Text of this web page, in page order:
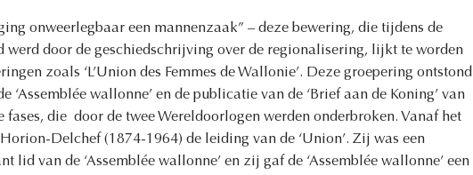
onweerlegbaar een mannenzaak” – deze bewering, die tijdens de
werd door de geschiedschrijving over de regionalisering, lijkt te worden
zoals ‘L’Union des Femmes de Wallonie’. Deze groepering ontstond
wallonne’ en de publicatie van de ‘Brief aan de Koning’ van
fases, die door de twee Wereldoorlogen werden onderbroken. Vanaf het
Delchef (1874-1964) de leiding van de ‘Union’. Zij was een
van de ‘Assemblée wallonne’ en zij gaf de ‘Assemblée wallonne’ een